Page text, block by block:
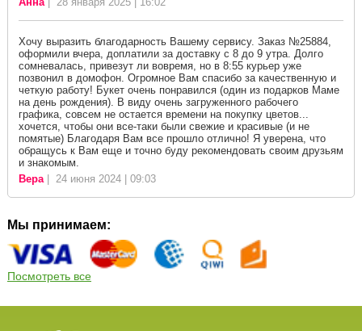
Хочу выразить благодарность Вашему сервису. Заказ №25884,
оформили вчера, доплатили за доставку с 8 до 9 утра. Долго
сомневалась, привезут ли вовремя, но в 8:55 курьер уже
позвонил в домофон. Огромное Вам спасибо за качественную и
четкую работу! Букет очень понравился (один из подарков Маме
на день рождения). В виду очень загруженного рабочего
графика, совсем не остается времени на покупку цветов...
хочется, чтобы они все-таки были свежие и красивые (и не
помятые) Благодаря Вам все прошло отлично! Я уверена, что
обращусь к Вам еще и точно буду рекомендовать своим друзьям
и знакомым.
Вера| 24 июня 2024 | 09:03
Мы принимаем:
Посмотреть все